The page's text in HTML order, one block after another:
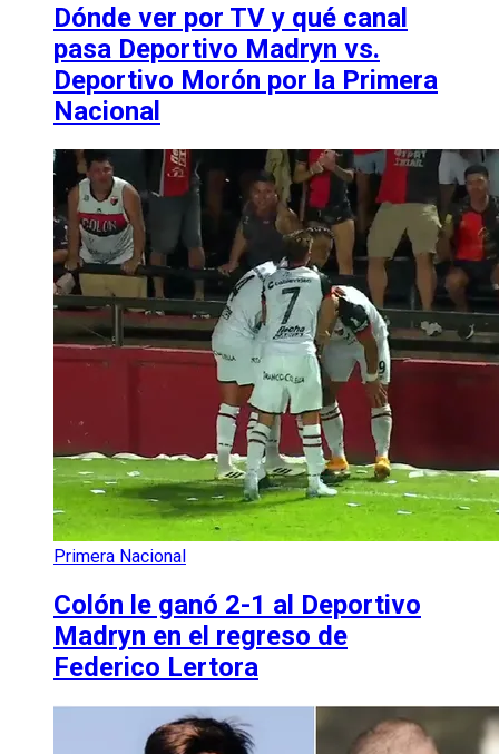
Dónde ver por TV y qué canal
pasa Deportivo Madryn vs.
Deportivo Morón por la Primera
Nacional
Primera Nacional
Colón le ganó 2-1 al Deportivo
Madryn en el regreso de
Federico Lertora